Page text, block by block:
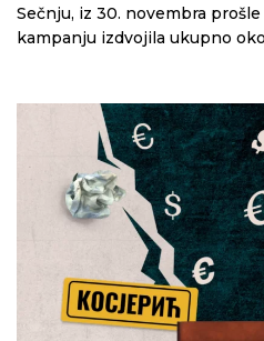
Sečnju, iz 30. novembra
kampanju izdvojila ukupno